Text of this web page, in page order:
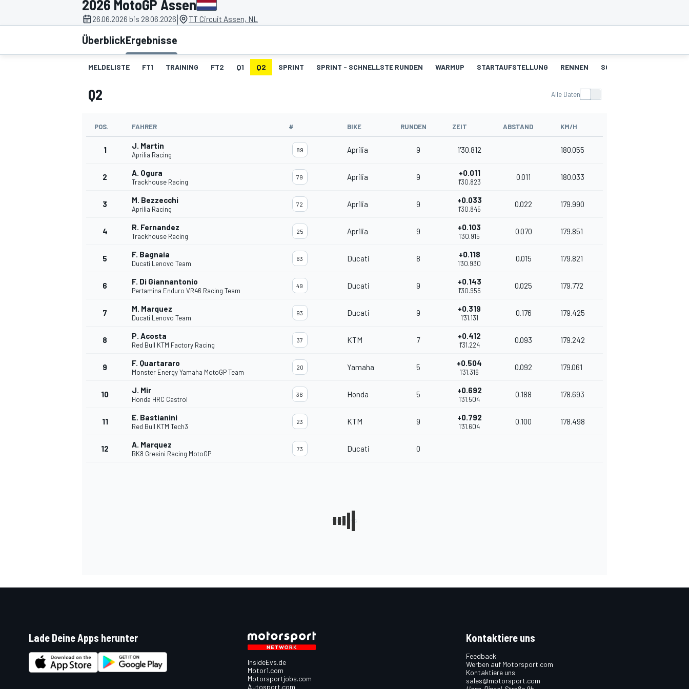
MOTOGP
2026 MotoGP Assen
26.06.2026 bis 28.06.2026| TT Circuit Assen, NL
ÜberblickErgebnisse
MELDELISTE FT1 TRAINING FT2 Q1 Q2 SPRINT SPRINT - SCHNELLSTE RUNDEN WARMUP STARTAUFSTELLUNG RENNEN SCHNELLSTE RUNDEN
Q2 Alle Daten
POS. FAHRER # BIKE RUNDEN ZEIT ABSTAND KM/H
1 J. Martin
Aprilia Racing
89 Aprilia 9 1'30.812 180.055
2 A. Ogura
Trackhouse Racing
79 Aprilia 9 +0.011
1'30.823
0.011 180.033
3 M. Bezzecchi
Aprilia Racing
72 Aprilia 9 +0.033
1'30.845
0.022 179.990
4 R. Fernandez
Trackhouse Racing
25 Aprilia 9 +0.103
1'30.915
0.070 179.851
5 F. Bagnaia
Ducati Lenovo Team
63 Ducati 8 +0.118
1'30.930
0.015 179.821
6 F. Di Giannantonio
Pertamina Enduro VR46 Racing Team
49 Ducati 9 +0.143
1'30.955
0.025 179.772
7 M. Marquez
Ducati Lenovo Team
93 Ducati 9 +0.319
1'31.131
0.176 179.425
8 P. Acosta
Red Bull KTM Factory Racing
37 KTM 7 +0.412
1'31.224
0.093 179.242
9 F. Quartararo
Monster Energy Yamaha MotoGP Team
20 Yamaha 5 +0.504
1'31.316
0.092 179.061
10 J. Mir
Honda HRC Castrol
36 Honda 5 +0.692
1'31.504
0.188 178.693
11 E. Bastianini
Red Bull KTM Tech3
23 KTM 9 +0.792
1'31.604
0.100 178.498
12 A. Marquez
BK8 Gresini Racing MotoGP
73 Ducati 0
Lade Deine Apps herunter
InsideEvs.de
Motor1.com
Motorsportjobs.com
Autosport.com
Kontaktiere uns
Feedback
Werben auf Motorsport.com
Kontaktiere uns
sales@motorsport.com